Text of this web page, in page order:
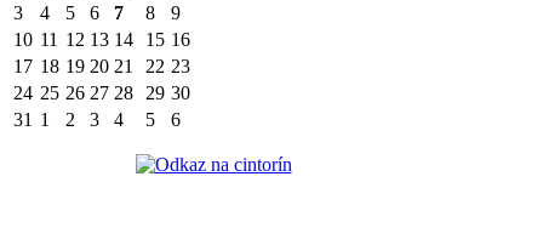
3
4 5 6 7 8
9
10 11 12 13 14 15 16
17 18 19 20 21 22 23
24 25 26 27 28 29 30
31 1 2 3 4 5 6